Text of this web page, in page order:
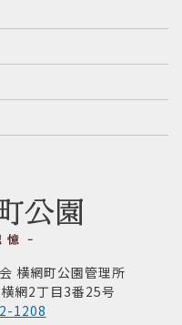
横網町公園管理所
網2丁目3番25号
1208